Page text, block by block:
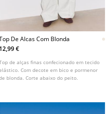
De Alcas Com Blonda
12,99 €
de alças finas confecionado em tecido
Com decote em bico e pormenor
blonda. Corte abaixo do peito.